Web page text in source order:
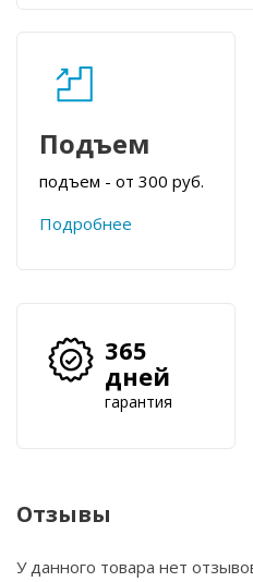
Подъем
подъем - от 300 руб.
Подробнее
365
дней
гарантия
Отзывы
У данного товара нет